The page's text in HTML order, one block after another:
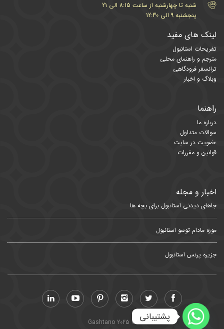
شنبه تا چهارشنبه از ساعت 8:15 الی 21
پنجشنبه 9 الی 12:30
لینک های مفید
تفریحات استانبول
مترجم و راهنمای محلی
ترانسفر فرودگاهی
وبلاگ و اخبار
راهنما
درباره ما
سوالات متداول
عضویت در سایت
قوانین و مقررات
اخبار و مجله
جاهای دیدنی استانبول برای بچه ها
موزه مادام توسو استانبول
جزیره پرنس استانبول
© Gashtano 2025 پشتیبانی